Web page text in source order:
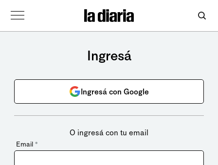
Ingresá
Ingresá con Google
O ingresá con tu email
Email *